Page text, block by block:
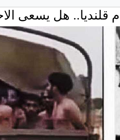
(current)
National
International
هل يسعى